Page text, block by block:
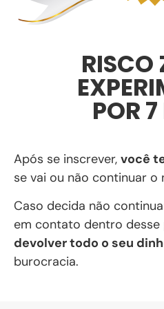
RISCO
POR
Após se inscrever, você
se vai ou não continuar o
Caso decida não
em contato dentro desse
devolver todo o seu
burocracia.